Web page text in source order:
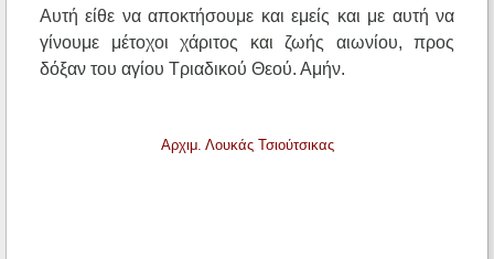
Αυτή είθε να αποκτήσουμε και εμείς και με αυτή να
γίνουμε μέτοχοι χάριτος και ζωής αιωνίου, προς
δόξαν του αγίου Τριαδικού Θεού. Αμήν.
Αρχιμ. Λουκάς Τσιούτσικας